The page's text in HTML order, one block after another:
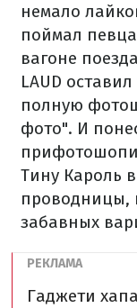
немало
поймал
вагоне
LAUD
полную
фото". И
Тину Кароль
проводницы,
забавных
Гаджети